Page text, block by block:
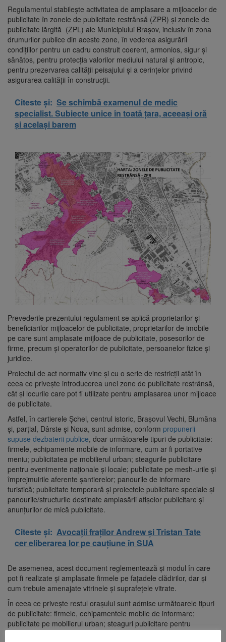
Regulamentul stabilește activitatea de amplasare a mijloacelor de
publicitate în zonele de publicitate restrânsă (ZPR) și zonele de
publicitate lărgită (ZPL) ale Municipiului Brașov, inclusiv în zona
drumurilor publice din aceste zone, în vederea asigurării
condițiilor pentru un cadru construit coerent, armonios, sigur și
sănătos, pentru protecția valorilor mediului natural și antropic,
pentru prezervarea calității peisajului și a cerințelor privind
asigurarea calității în construcții.
Citeste și: Se schimbă examenul de medic
specialist. Subiecte unice în toată țara, aceeași oră
și același barem
Prevederile prezentului regulament se aplică proprietarilor și
beneficiarilor mijloacelor de publicitate, proprietarilor de imobile
pe care sunt amplasate mijloace de publicitate, posesorilor de
firme, precum și operatorilor de publicitate, persoanelor fizice și
juridice.
Proiectul de act normativ vine și cu o serie de restricții atât în
ceea ce privește introducerea unei zone de publicitate restrânsă,
cât și locurile care pot fi utilizate pentru amplasarea unor mijloace
de publicitate.
Astfel, în cartierele Șchei, centrul istoric, Brașovul Vechi, Blumăna
și, parțial, Dârste și Noua, sunt admise, conform propunerii
supuse dezbaterii publice, doar următoarele tipuri de publicitate:
firmele, echipamente mobile de informare, cum ar fi portative
meniu; publicitatea pe mobilierul urban; steagurile publicitare
pentru evenimente naționale și locale; publicitate pe mesh-urile și
împrejmuirile aferente șantierelor; panourile de informare
turistică; publicitate temporară și proiectele publicitare speciale și
panourile/structurile destinate amplasării afișelor publicitare și
anunțurilor de mică publicitate.
Citeste și: Avocații fraților Andrew și Tristan Tate
cer eliberarea lor pe cauțiune în SUA
De asemenea, acest document reglementează și modul în care
pot fi realizate și amplasate firmele pe fațadele clădirilor, dar și
cum trebuie amenajate vitrinele și suprafețele vitrate.
În ceea ce privește restul orașului sunt admise următoarele tipuri
de publicitate: firmele, echipamentele mobile de informare;
publicitate pe mobilierul urban; steaguri publicitare pentru
evenimente naționale și locale; publicitate pe mesh-urile și